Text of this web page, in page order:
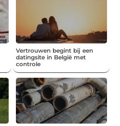
Vertrouwen begint bij een
datingsite in België met
controle